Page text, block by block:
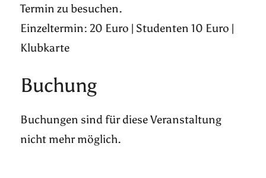
Termin zu besuchen.
Einzeltermin: 20 Euro | Studenten 10 Euro |
Klubkarte
Buchung
Buchungen sind für diese Veranstaltung
nicht mehr möglich.